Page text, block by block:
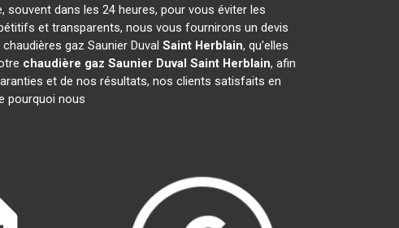
dans les 24 heures, pour vous éviter les
et transparents, nous vous fournirons un devis
gaz Saunier Duval Saint Herblain, qu'elles
chaudière gaz Saunier Duval Saint Herblain, afin
et de nos résultats, nos clients satisfaits en
pourquoi nous